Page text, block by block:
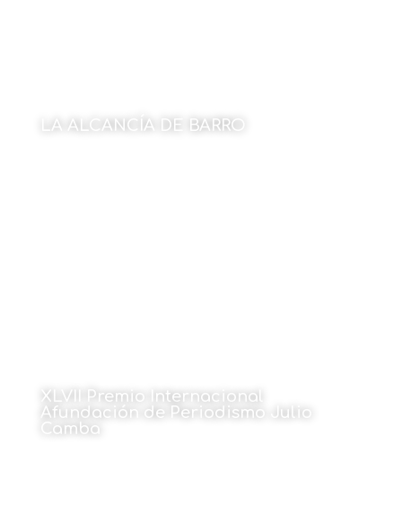
LA ALCANCÍA DE BARRO
XLVII Premio Internacional
Afundación de Periodismo Julio
Camba